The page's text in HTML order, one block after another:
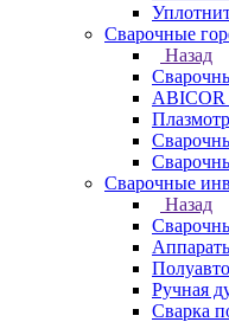
Сварочные
Назад
Сварочные
Назад
Ручная
Сварка